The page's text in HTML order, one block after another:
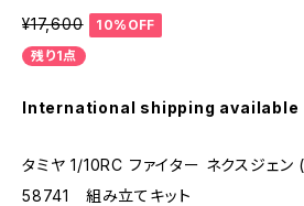
¥17,600
10%OFF
残り1点
International shipping available
タミヤ 1/10RC ファイター ネクスジェ
58741 組み立てキット